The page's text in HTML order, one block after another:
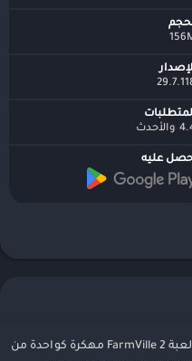
عليه
في عالم مليء بالمتعة والمغامرات، تبرز لعبة FarmVille 2 مهكرة كواحدة من